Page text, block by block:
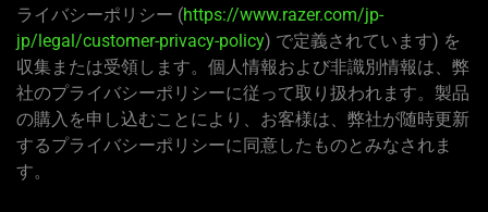
ライバシーポリシー (https://www.razer.com/jp-
jp/legal/customer-privacy-policy) で定義されています) を
収集または受領します。個人情報および非識別情報は、弊
社のプライバシーポリシーに従って取り扱われます。製品
の購入を申し込むことにより、お客様は、弊社が随時更新
するプライバシーポリシーに同意したものとみなされま
す。